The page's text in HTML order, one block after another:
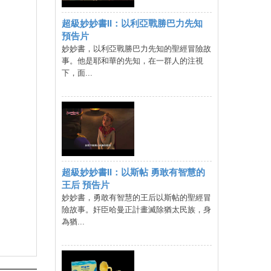
超級妙妙書II：以利亞戰勝巴力先知
預告片
妙妙書，以利亞戰勝巴力先知的聖經冒險故
事。他是耶和華的先知，在一群人的注視
下，面...
超級妙妙書II：以斯帖 勇敢有智慧的
王后 預告片
妙妙書，勇敢有智慧的王后以斯帖的聖經冒
險故事。奸臣哈曼正計畫滅除猶太民族，身
為猶...